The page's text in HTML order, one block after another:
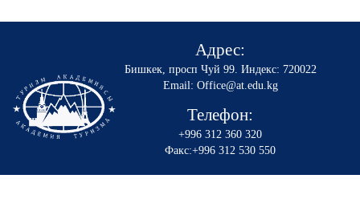
Адрес:
Бишкек, просп Чуй 99. Индекс: 720022
Email: Office@at.edu.kg
Телефон:
+996 312 360 320
Факс:+996 312 530 550